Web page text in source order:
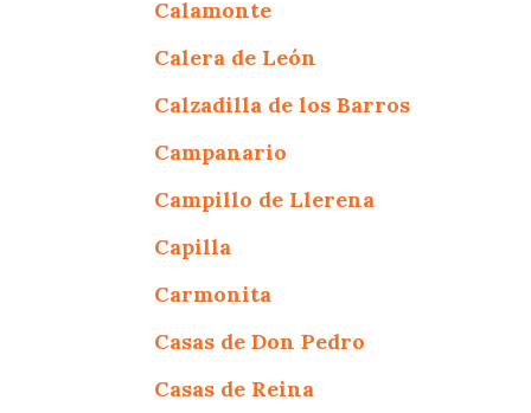
Calamonte
Calera de León
Calzadilla de los Barros
Campanario
Campillo de Llerena
Capilla
Carmonita
Casas de Don Pedro
Casas de Reina